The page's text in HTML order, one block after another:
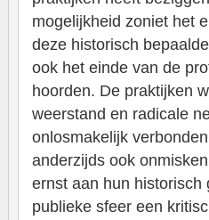
mogelijkheid zoniet het
deze historisch
ook het einde van de
hoorden. De praktijken
weerstand en radicale
onlosmakelijk
anderzijds ook
ernst aan hun historisch
publieke sfeer een